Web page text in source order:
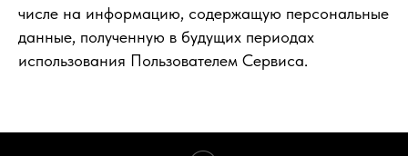
числе на информацию, содержащую персональные
данные, полученную в будущих периодах
использования Пользователем Сервиса.